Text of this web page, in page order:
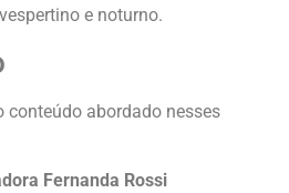
e noturno.
conteúdo abordado nesses
Fernanda Rossi